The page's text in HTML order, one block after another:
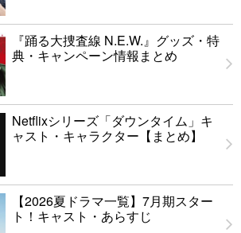
『踊る大捜査線 N.E.W.』グッズ・特
典・キャンペーン情報まとめ
Netflixシリーズ「ダウンタイム」キ
ャスト・キャラクター【まとめ】
【2026夏ドラマ一覧】7月期スター
ト！キャスト・あらすじ